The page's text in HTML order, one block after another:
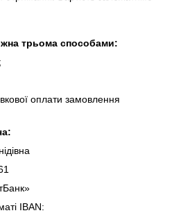
трьома cпocoбaми:
оплати замовлення
IBAN: